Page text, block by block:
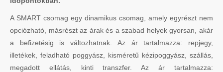
A SMART csomag egy dinamikus csomag, amely egyrészt nem
opciózható, másrészt az árak és a szabad helyek gyorsan, akár
a befizetésig is változhatnak. Az ár tartalmazza: repjegy,
illetékek, feladható poggyász, kisméretű kézipoggyász, szállás,
megadott ellátás, kinti transzfer. Az ár tartalmazza: